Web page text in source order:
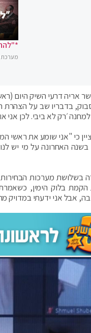
מערכת
אריה דרעי השיק היום
בדבריו שב על הצהרת
׳רק לא ביבי. לכן אני
כי "אני שומע את ראשי
בשנה האחרונה על מי יש
מערכות הבחירות
הקמת בלוק הימין,
אבל אני ידעתי במדויק